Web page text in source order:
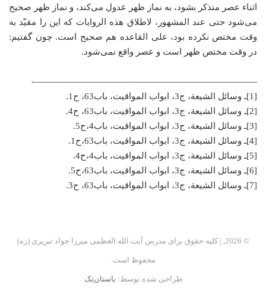
اثناء عصر متذکر بشود، به نماز ظهر عدول می‌کند، و نماز ظهر صحیح
می‌شود حتی عند المشهور، لاطلاق هذه الروایات که این را مقیّد به
وقت مختص نکرده بود، علی القاعده هم صحیح است. چون گفتیم:
در وقت مختص ظهر است و عصر واقع نمی‌شود.
—————————————————————————-
[1]ـ وسائل الشیعة، ج3، ابواب المواقیت، باب63، ح1.
[2]ـ وسائل الشیعة، ج3، ابواب المواقیت، باب63، ح4.
[3]ـ وسائل الشیعة، ج3، ابواب المواقیت، باب4،ح5.
[4]ـ وسائل الشیعة، ج3، ابواب المواقیت، باب63،ح1.
[5]ـ وسائل الشیعة، ج3، ابواب المواقیت، باب4،ح4.
[6]ـ وسائل الشیعة، ج3، ابواب المواقیت، باب63،ح5.
[7]ـ وسائل الشیعة، ج3، ابواب المواقیت، باب63، ح3.
© 2026, | کلیه حقوق برای مدرس آیت الله العظمی میرزا جواد تبریزی (ره)
محفوظ است.
طراحی شده توسط: باستان‌تِک